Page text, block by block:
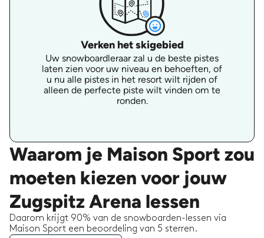
Verken het skigebied
Uw snowboardleraar zal u de beste pistes
laten zien voor uw niveau en behoeften, of
u nu alle pistes in het resort wilt rijden of
alleen de perfecte piste wilt vinden om te
ronden.
Waarom je Maison Sport zou
moeten kiezen voor jouw
Zugspitz Arena lessen
Daarom krijgt 90% van de snowboarden-lessen via
Maison Sport een beoordeling van 5 sterren.